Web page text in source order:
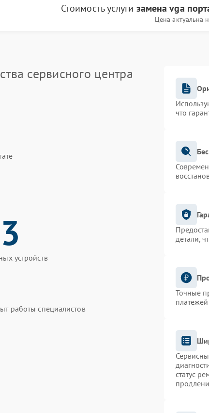
Стоимость услуги замена vga
Цена актуальна
сервисного центра
устройств
работы специалистов
что
детали,
Точные
статус